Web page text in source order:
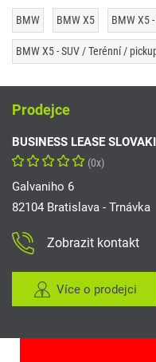
BMW BMW X5 BMW X5
BMW X5 - SUV / Terénní /
Prodejce
BUSINESS LEASE
(0x)
Galvaniho 6
82104 Bratislava - Trnávka
Zobrazit kontakt
Více o prodejci